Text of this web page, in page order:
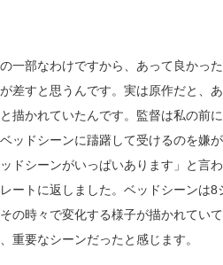
一部なわけですから、あって良かっ
差すと思うんです。実は原作だと、
描かれていたんです。監督は私の前
ッドシーンに躊躇して受けるのを嫌
ドシーンがいっぱいあります」と言
ートに返しました。ベッドシーンは
の時々で変化する様子が描かれてい
重要なシーンだったと感じます。